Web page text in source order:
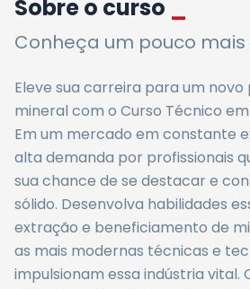
Sobre o curso
Conheça um pouco mais
Eleve sua carreira para um
mineral com o Curso Técnico
Em um mercado em constante
alta demanda por profissionais
sua chance de se destacar e
sólido. Desenvolva habilidades
extração e beneficiamento de
as mais modernas técnicas e
impulsionam essa indústria vital.